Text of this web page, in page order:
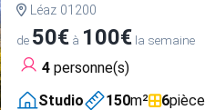
Léaz 01200
de 50€à 100€la semaine
4personne(s)
Studio
150m² 6